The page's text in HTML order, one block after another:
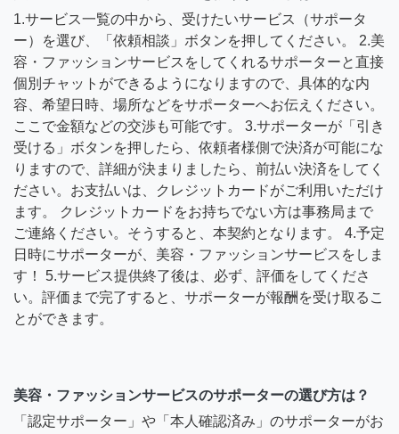
1.サービス一覧の中から、受けたいサービス（サポータ
ー）を選び、「依頼相談」ボタンを押してください。 2.美
容・ファッションサービスをしてくれるサポーターと直接
個別チャットができるようになりますので、具体的な内
容、希望日時、場所などをサポーターへお伝えください。
ここで金額などの交渉も可能です。 3.サポーターが「引き
受ける」ボタンを押したら、依頼者様側で決済が可能にな
りますので、詳細が決まりましたら、前払い決済をしてく
ださい。お支払いは、クレジットカードがご利用いただけ
ます。 クレジットカードをお持ちでない方は事務局まで
ご連絡ください。そうすると、本契約となります。 4.予定
日時にサポーターが、美容・ファッションサービスをしま
す！ 5.サービス提供終了後は、必ず、評価をしてくださ
い。評価まで完了すると、サポーターが報酬を受け取るこ
とができます。
美容・ファッションサービスのサポーターの選び方は？
「認定サポーター」や「本人確認済み」のサポーターがお